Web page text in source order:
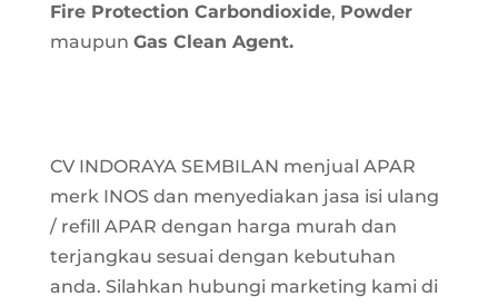
Fire Protection Carbondioxide, Powder
maupun Gas Clean Agent.
CV INDORAYA SEMBILAN menjual APAR
merk INOS dan menyediakan jasa isi ulang
/ refill APAR dengan harga murah dan
terjangkau sesuai dengan kebutuhan
anda. Silahkan hubungi marketing kami di